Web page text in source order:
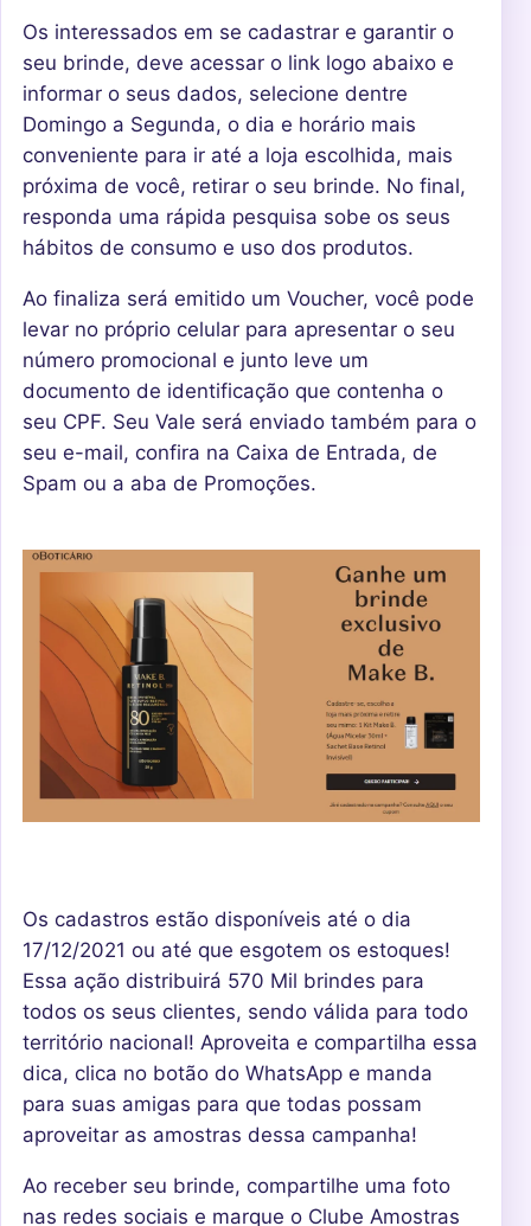
Os interessados em se cadastrar e garantir o
seu brinde, deve acessar o link logo abaixo e
informar o seus dados, selecione dentre
Domingo a Segunda, o dia e horário mais
conveniente para ir até a loja escolhida, mais
próxima de você, retirar o seu brinde. No final,
responda uma rápida pesquisa sobe os seus
hábitos de consumo e uso dos produtos.
Ao finaliza será emitido um Voucher, você pode
levar no próprio celular para apresentar o seu
número promocional e junto leve um
documento de identificação que contenha o
seu CPF. Seu Vale será enviado também para o
seu e-mail, confira na Caixa de Entrada, de
Spam ou a aba de Promoções.
Os cadastros estão disponíveis até o dia
17/12/2021 ou até que esgotem os estoques!
Essa ação distribuirá 570 Mil brindes para
todos os seus clientes, sendo válida para todo
território nacional! Aproveita e compartilha essa
dica, clica no botão do WhatsApp e manda
para suas amigas para que todas possam
aproveitar as amostras dessa campanha!
Ao receber seu brinde, compartilhe uma foto
nas redes sociais e marque o Clube Amostras